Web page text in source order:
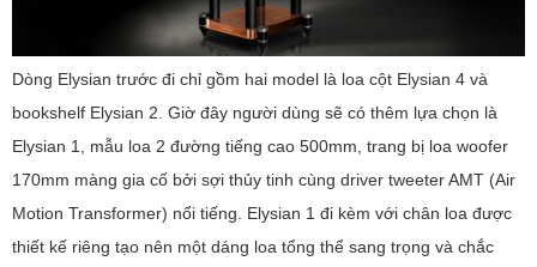
Dòng Elysian trước đi chỉ gồm hai model là loa cột Elysian 4 và
bookshelf Elysian 2. Giờ đây người dùng sẽ có thêm lựa chọn là
Elysian 1, mẫu loa 2 đường tiếng cao 500mm, trang bị loa woofer
170mm màng gia cố bởi sợi thủy tinh cùng driver tweeter AMT (Air
Motion Transformer) nổi tiếng. Elysian 1 đi kèm với chân loa được
thiết kế riêng tạo nên một dáng loa tổng thể sang trọng và chắc